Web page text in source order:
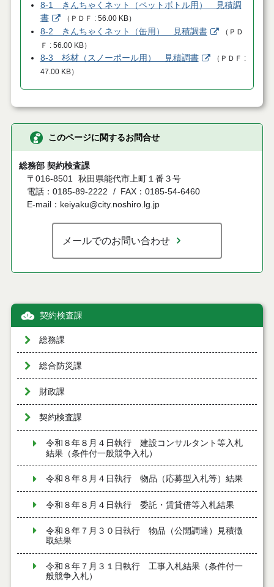
8-1 きんちゃくネット（ペットボトル用） 見積調
書
（ ＰＤＦ 56.00 KB）
8-2 きんちゃくネット（缶用） 見積調書 （ ＰＤ
Ｆ
56.00 KB）
8-3 杉材（スノーポール用） 見積調書 （ ＰＤＦ
47.00 KB）
このページに関するお問合せ
総務部 契約検査課
〒016-8501 秋田県能代市上町１番３号
電話：0185-89-2222
FAX：0185-54-6460
E-mail：keiyaku@city.noshiro.lg.jp
メールでのお問い合わせ
契約検査課
総務課
総合防災課
財政課
契約検査課
令和８年８月４日執行 建設コンサルタント等入札
結果（条件付一般競争入札）
令和８年８月４日執行 物品（応募型入札等）結果
令和８年８月４日執行 委託・賃貸借等入札結果
令和８年７月３０日執行 物品（公開調達）見積徴
取結果
令和８年７月３１日執行 工事入札結果（条件付一
般競争入札）